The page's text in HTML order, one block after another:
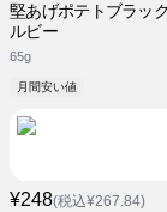
堅あげポテトブラッ
ルビー
65g
月間安い値
¥248(税込¥267.84)